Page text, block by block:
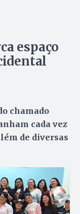
espaço
chamado
cada vez
de diversas